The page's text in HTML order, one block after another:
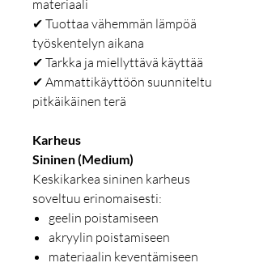
materiaali
✔ Tuottaa vähemmän lämpöä
työskentelyn aikana
✔ Tarkka ja miellyttävä käyttää
✔ Ammattikäyttöön suunniteltu
pitkäikäinen terä
Karheus
Sininen (Medium)
Keskikarkea sininen karheus
soveltuu erinomaisesti:
geelin poistamiseen
akryylin poistamiseen
materiaalin keventämiseen